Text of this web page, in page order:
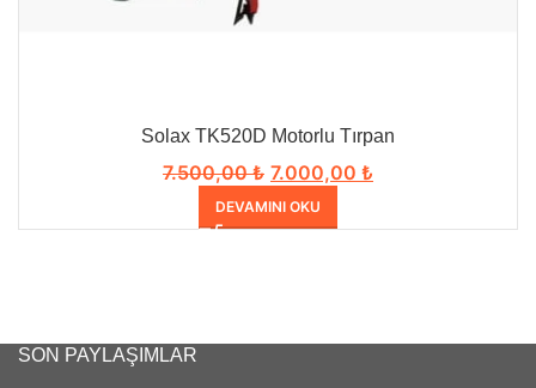
Solax TK520D Motorlu Tırpan
7.500,00₺ 7.000,00 ₺
DEVAMINI OKU
SON PAYLAŞIMLAR